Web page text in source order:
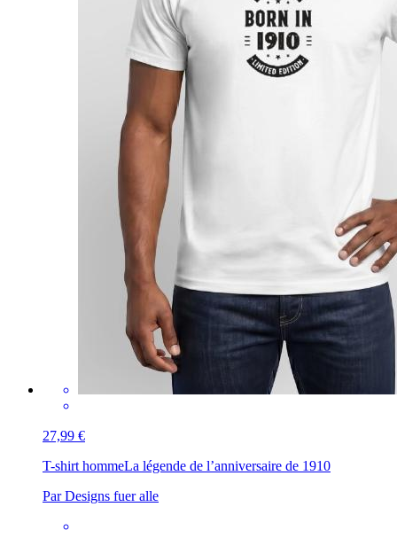
27,99 €
T-shirt hommeLa légende de l’anniversaire de 1910
Par Designs fuer alle